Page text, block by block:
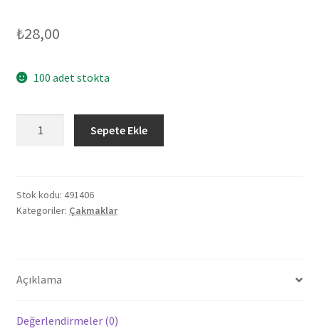
₺28,00
100 adet stokta
TAŞLI
SİBOPSUZ
Sepete Ekle
Stok kodu: 491406
Kategoriler: Çakmaklar
Açıklama
Değerlendirmeler (0)